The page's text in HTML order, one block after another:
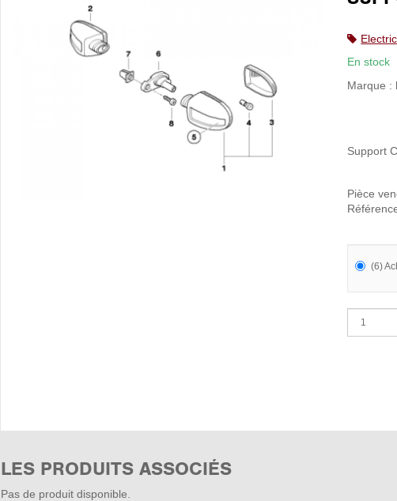
En stock
Marque :
Support
Pièce
(6)
LES PRODUITS ASSOCIÉS
Pas de produit disponible.